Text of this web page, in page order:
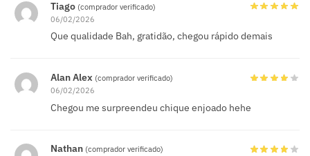
Tiago (comprador verificado)
06/02/2026
Que qualidade Bah, gratidão, chegou rápido demais
Alan Alex (comprador verificado)
06/02/2026
Chegou me surpreendeu chique enjoado hehe
Nathan (comprador verificado)